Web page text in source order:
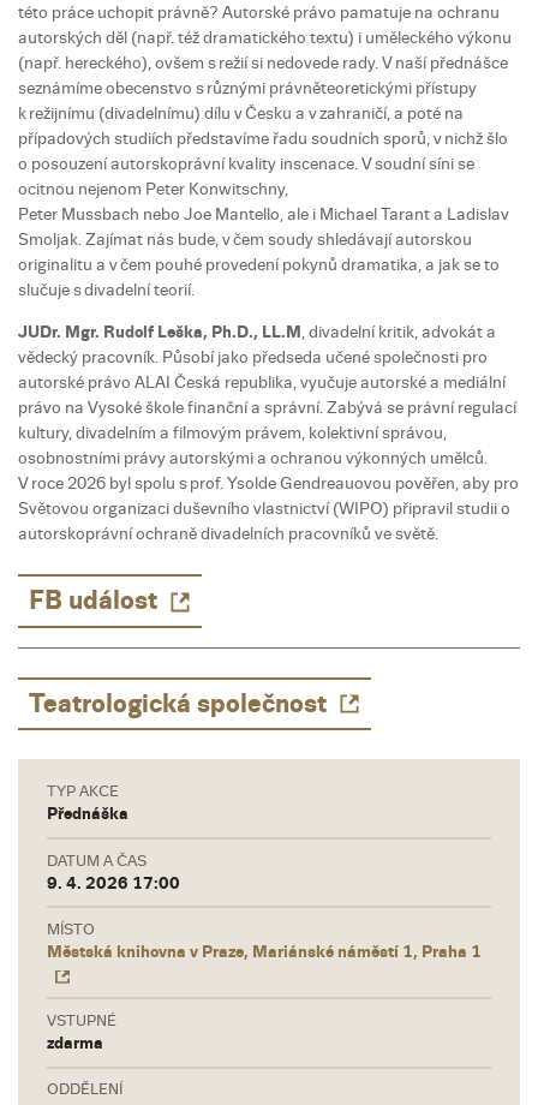
této práce uchopit právně? Autorské právo pamatuje na ochranu
autorských děl (např. též dramatického textu) i uměleckého výkonu
(např. hereckého), ovšem s režií si nedovede rady. V naší přednášce
seznámíme obecenstvo s různými právněteoretickými přístupy
k režijnímu (divadelnímu) dílu v Česku a v zahraničí, a poté na
případových studiích představíme řadu soudních sporů, v nichž šlo
o posouzení autorskoprávní kvality inscenace. V soudní síni se
ocitnou nejenom Peter Konwitschny,
Peter Mussbach nebo Joe Mantello, ale i Michael Tarant a Ladislav
Smoljak. Zajímat nás bude, v čem soudy shledávají autorskou
originalitu a v čem pouhé provedení pokynů dramatika, a jak se to
slučuje s divadelní teorií.
JUDr. Mgr. Rudolf Leška, Ph.D., LL.M, divadelní kritik, advokát a
vědecký pracovník. Působí jako předseda učené společnosti pro
autorské právo ALAI Česká republika, vyučuje autorské a mediální
právo na Vysoké škole finanční a správní. Zabývá se právní regulací
kultury, divadelním a filmovým právem, kolektivní správou,
osobnostními právy autorskými a ochranou výkonných umělců.
V roce 2026 byl spolu s prof. Ysolde Gendreauovou pověřen, aby pro
Světovou organizaci duševního vlastnictví (WIPO) připravil studii o
autorskoprávní ochraně divadelních pracovníků ve světě.
FB událost
Teatrologická společnost
TYP AKCE
Přednáška
DATUM A ČAS
9. 4. 2026 17:00
MÍSTO
Městská knihovna v Praze, Mariánské náměstí 1, Praha 1
VSTUPNÉ
zdarma
ODDĚLENÍ